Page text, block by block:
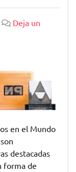
Deja un
en el Mundo
destacadas
forma de